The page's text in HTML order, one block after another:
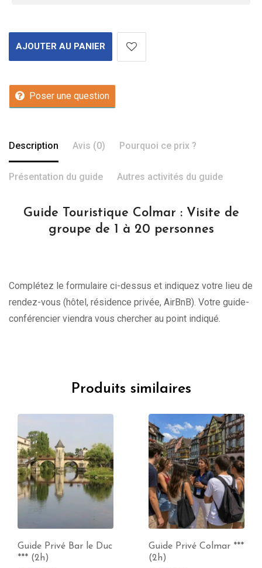
AJOUTER AU PANIER
Poser une question
Description Avis (0) Pourquoi ce prix ?
Présentation du guide Autres activités du guide
Guide Touristique Colmar : Visite de
groupe de 1 à 20 personnes
Complétez le formulaire ci-dessus et indiquez votre lieu de
rendez-vous (hôtel, résidence privée, AirBnB). Votre guide-
conférencier viendra vous chercher au point indiqué.
Produits similaires
Guide Privé Bar le Duc
*** (2h)
Guide Privé Colmar ***
(2h)